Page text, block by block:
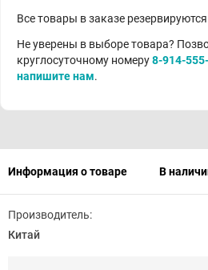
Все товары в заказе
Не уверены в выборе товара?
круглосуточному номеру8-914-
напишите нам.
Информация о товаре В
Производитель:
Китай